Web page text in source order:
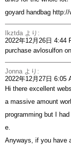
goyard handbag http://
Ikztda より:
2022年12月26日 4:44
purchase avlosulfon
Jonna より:
2022年12月27日 6:05
Hi there excellent
a massive amount
programming but I
e.
Anyways, if you have